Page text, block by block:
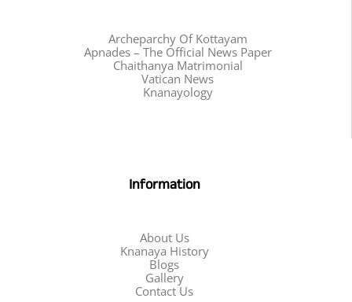
Archeparchy Of Kottayam
Apnades – The Official News Paper
Chaithanya Matrimonial
Vatican News
Knanayology
Information
About Us
Knanaya History
Blogs
Gallery
Contact Us